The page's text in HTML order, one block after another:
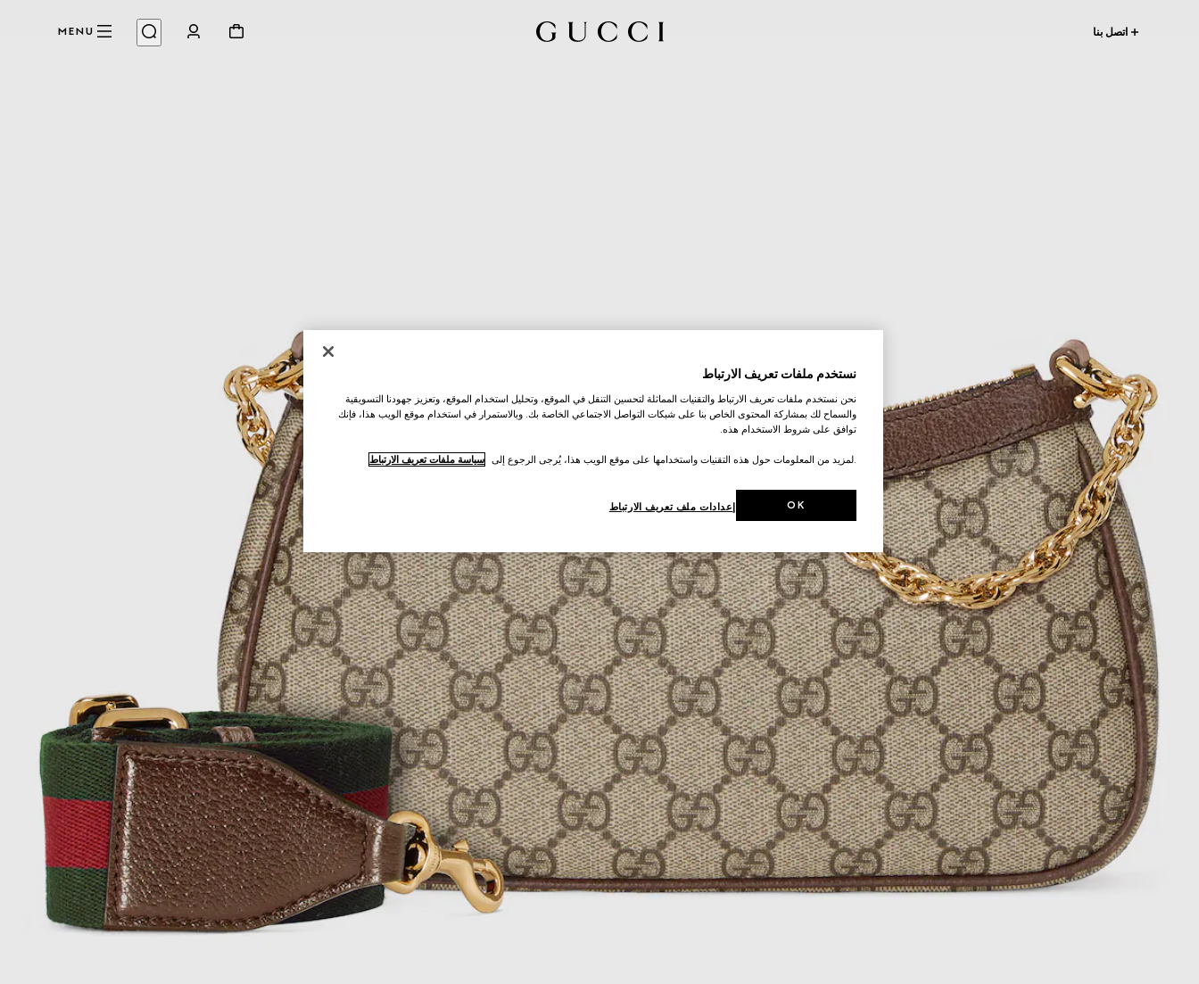
اتصل بنا MENU
نستخدم ملفات تعريف الارتباط
نحن نستخدم ملفات تعريف الارتباط والتقنيات المماثلة لتحسين التنقل في الموقع، وتحليل استخدام الموقع، وتعزيز جهودنا التسويقية
والسماح لك بمشاركة المحتوى الخاص بنا على شبكات التواصل الاجتماعي الخاصة بك. وبالاستمرار في استخدام موقع الويب هذا، فإنك
توافق على شروط الاستخدام هذه.
.لمزيد من المعلومات حول هذه التقنيات واستخدامها على موقع الويب هذا، يُرجى الرجوع إلى سياسة ملفات تعريف الارتباط
إعدادات ملف تعريف الارتباط OK